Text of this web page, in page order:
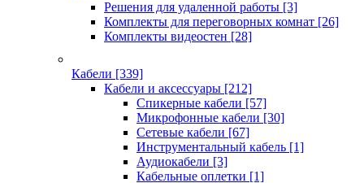
Решения для удаленной работы [3]
Комплекты для переговорных комнат [26]
Комплекты видеостен [28]
Кабели [339]
Кабели и аксессуары [212]
Спикерные кабели [57]
Микрофонные кабели [30]
Сетевые кабели [67]
Инструментальный кабель [1]
Аудиокабели [3]
Кабельные оплетки [1]